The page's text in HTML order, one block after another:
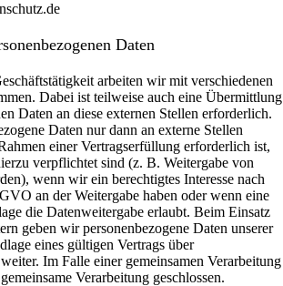
Daten
arbeiten wir mit verschiedenen
Dabei ist teilweise auch eine Übermittlung
Daten an diese externen Stellen erforderlich.
Daten nur dann an externe Stellen
einer Vertragserfüllung erforderlich ist,
verpflichtet sind (z. B. Weitergabe von
wenn wir ein berechtigtes Interesse nach
an der Weitergabe haben oder wenn eine
die Datenweitergabe erlaubt. Beim Einsatz
geben wir personenbezogene Daten unserer
eines gültigen Vertrags über
Im Falle einer gemeinsamen Verarbeitung
Verarbeitung geschlossen.